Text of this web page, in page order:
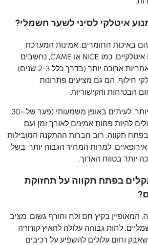
איטלקי לסיני לשער חשמלי?
באיכות החומרים, אמינות המערכת
ואורך החיים. מנועים איטלקיים, כמו NICE או CAME, נחשבים
לאיכותיים יותר, עם אחריות ארוכה יותר (בדרך כלל 2-3 שנים)
חילוף. הם גם מציעים פתרונות
הבטיחות והקישוריות.
מנועים סיניים זולים יותר, לעיתים באופן משמעותי (פער של 30-
להיות פחות אמינים לאורך זמן ועם
תקווה, רוב חברות ההתקנה המובילות
למרות המחיר הגבוה יותר, בשל
יותר בטווח הארוך.
בפתח תקווה על תחזוקת
המאופיין בקיץ חם ולח וחורף גשום, מציב
לחות גבוהה עלולה להאיץ קורוזיה
וחום עלולים להשפיע על רכיבים